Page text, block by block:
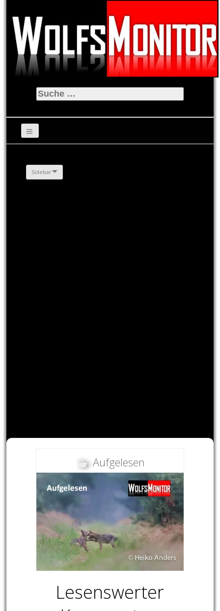
Suche
nach:
Sidebar
Aufgelesen
Lesenswerter